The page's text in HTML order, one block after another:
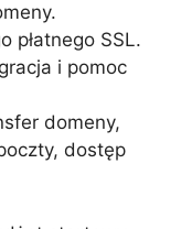
płatnego SSL.
i pomoc
domeny,
dostęp